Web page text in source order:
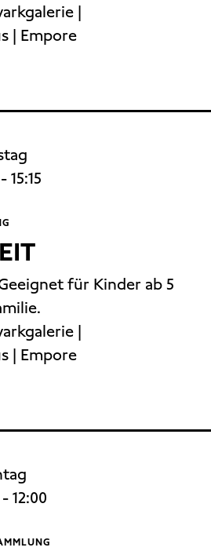
|
| Empore
- 15:15
für Kinder ab 5
|
| Empore
- 12:00